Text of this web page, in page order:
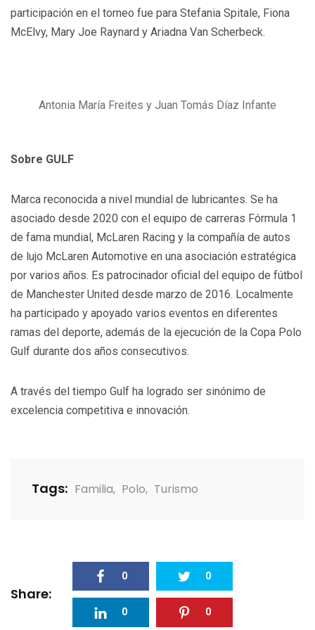
participación en el torneo fue para Stefania Spitale, Fiona
McElvy, Mary Joe Raynard y Ariadna Van Scherbeck.
Antonia María Freites y Juan Tomás Díaz Infante
Sobre GULF
Marca reconocida a nivel mundial de lubricantes. Se ha
asociado desde 2020 con el equipo de carreras Fórmula 1
de fama mundial, McLaren Racing y la compañía de autos
de lujo McLaren Automotive en una asociación estratégica
por varios años. Es patrocinador oficial del equipo de fútbol
de Manchester United desde marzo de 2016. Localmente
ha participado y apoyado varios eventos en diferentes
ramas del deporte, además de la ejecución de la Copa Polo
Gulf durante dos años consecutivos.
A través del tiempo Gulf ha logrado ser sinónimo de
excelencia competitiva e innovación.
Tags: Familia, Polo, Turismo
Share:
0 0
0 0